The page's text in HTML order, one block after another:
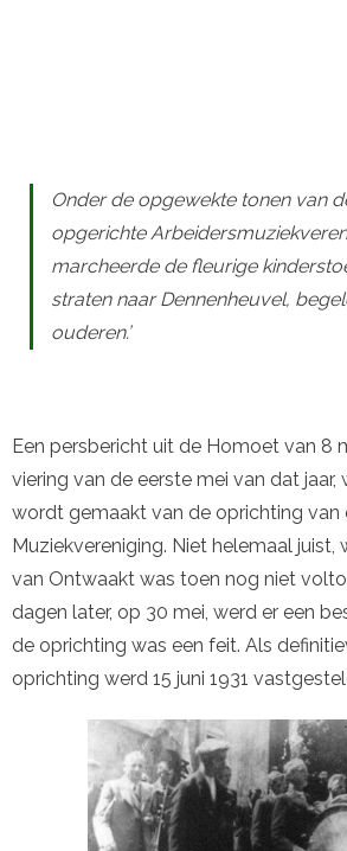
Onder de opgewekte tonen van
opgerichte
marcheerde de fleurige
straten naar Dennenheuvel,
ouderen.’
Een persbericht uit de Homoet van 8
viering van de eerste mei van dat jaar,
wordt gemaakt van de oprichting van
Muziekvereniging. Niet helemaal juist,
van Ontwaakt was toen nog niet
dagen later, op 30 mei, werd er een
de oprichting was een feit. Als
oprichting werd 15 juni 1931